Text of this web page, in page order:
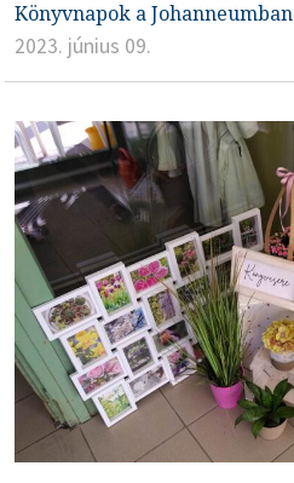
Könyvnapok a Johanneumban
2023. június 09.